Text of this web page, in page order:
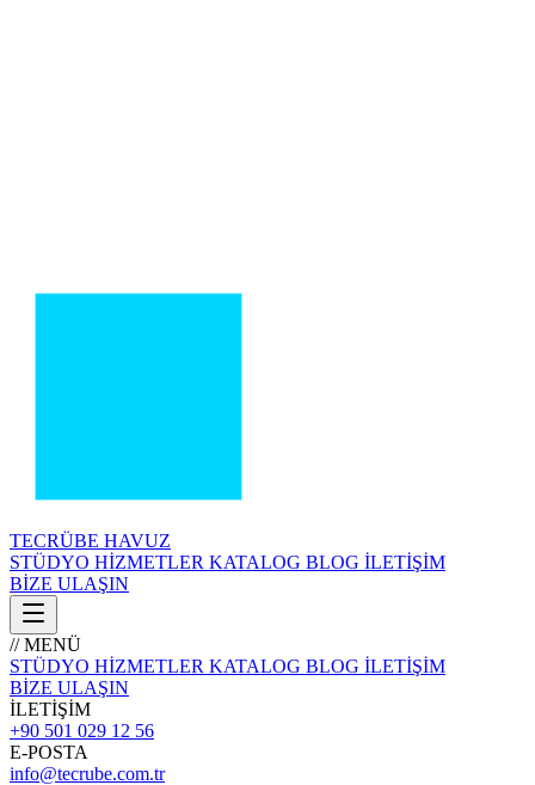
TECRÜBE HAVUZ
STÜDYO HİZMETLER KATALOG BLOG İLETİŞİM
BİZE ULAŞIN
// MENÜ
STÜDYO HİZMETLER KATALOG BLOG İLETİŞİM
BİZE ULAŞIN
İLETİŞİM
+90 501 029 12 56
E-POSTA
info@tecrube.com.tr